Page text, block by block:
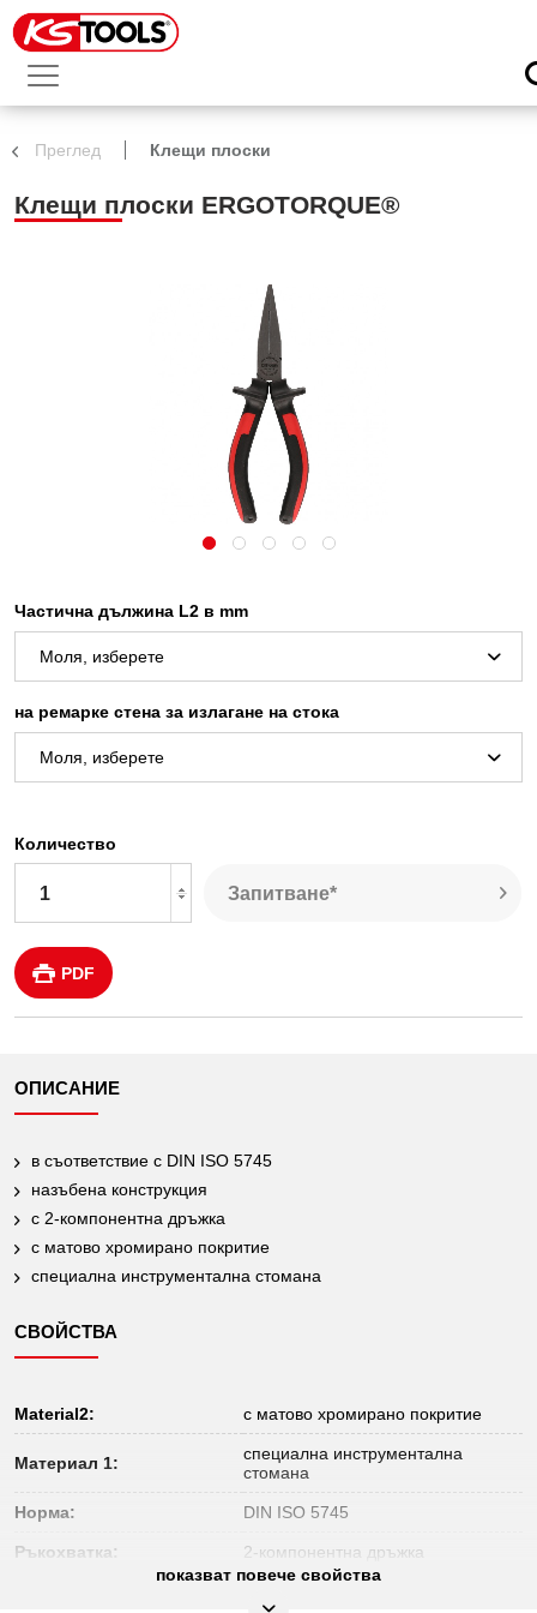
Преглед Клещи плоски
Клещи плоски ERGOTORQUE®
Частична дължина L2 в mm
на ремарке стена за излагане на стока
Количество
Запитване*
PDF
ОПИСАНИЕ
в съответствие с DIN ISO 5745
назъбена конструкция
с 2-компонентна дръжка
с матово хромирано покритие
специална инструментална стомана
СВОЙСТВА
Material2: с матово хромирано покритие
Материал 1:
специална инструментална
стомана
Норма: DIN ISO 5745
Ръкохватка: 2-компонентна дръжка
показват повече свойства